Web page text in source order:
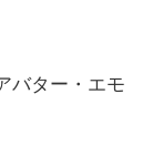
バター・エモ